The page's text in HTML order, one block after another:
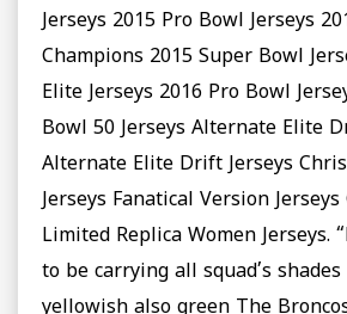
Jerseys 2015 Pro Bowl Jerseys
Champions 2015 Super Bowl
Elite Jerseys 2016 Pro Bowl
Bowl 50 Jerseys Alternate Elite
Alternate Elite Drift Jerseys
Jerseys Fanatical Version Jerseys
Limited Replica Women Jerseys.
to be carrying all squad’s
yellowish also green The